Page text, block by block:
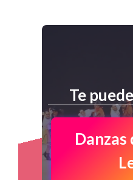
Te
Danzas